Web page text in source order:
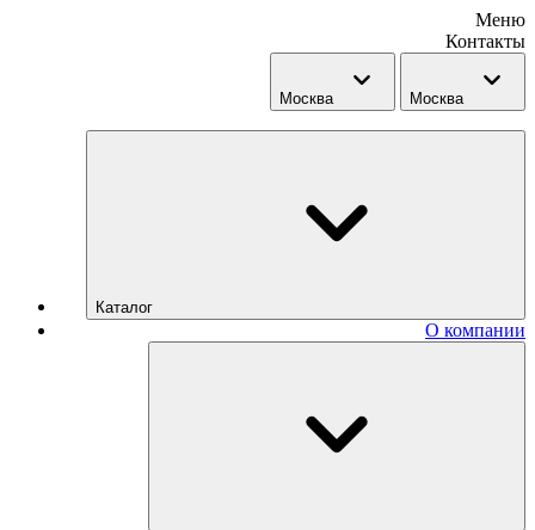
Меню
Контакты
Москва Москва
Каталог
О компании